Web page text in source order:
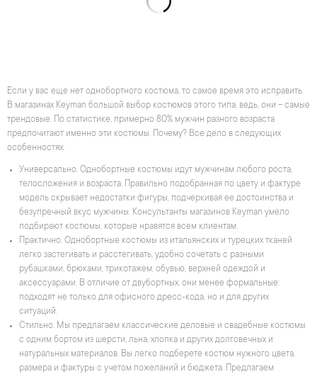
Если у вас еще нет однобортного костюма, то самое время это исправить.
В магазинах Keyman большой выбор костюмов этого типа, ведь, они – самые
трендовые. По статистике, примерно 80% мужчин разного возраста
предпочитают именно эти костюмы. Почему? Все дело в следующих
особенностях:
Универсально. Однобортные костюмы идут мужчинам любого роста,
телосложения и возраста. Правильно подобранная по цвету и фактуре
модель скрывает недостатки фигуры, подчеркивая ее достоинства и
безупречный вкус мужчины. Консультанты магазинов Keyman умело
подбирают костюмы, которые нравятся всем клиентам.
Практично. Однобортные костюмы из итальянских и турецких тканей
легко застегивать и расстегивать, удобно сочетать с разными
рубашками, брюками, трикотажем, обувью, верхней одеждой и
аксессуарами. В отличие от двубортных, они менее формальные:
подходят не только для офисного дресс-кода, но и для других
ситуаций.
Стильно. Мы предлагаем классические деловые и свадебные костюмы
с одним бортом из шерсти, льна, хлопка и других долговечных и
натуральных материалов. Вы легко подберете костюм нужного цвета,
размера и фактуры с учетом пожеланий и бюджета. Предлагаем